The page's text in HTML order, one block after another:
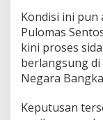
Kondisi ini
Pulomas
kini proses
berlangsung
Negara
Keputusan